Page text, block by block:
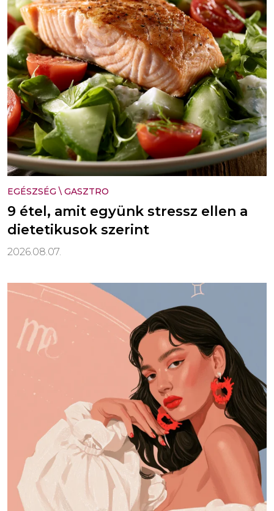
EGÉSZSÉG \ GASZTRO
9 étel, amit együnk stressz ellen a
dietetikusok szerint
2026.08.07.